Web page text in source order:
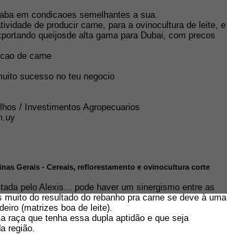
em condicaoes semelhantes a sua.
de producir carne, para a ovinocultura de leite, e
queijosde alta gama para Dubai, com precos
de carne
sucesso no teu negocio
/ Investimentos Agropecuarios
Gerais - Cereais, reflorestamento e ovinocultura corte
pelo Alexis... pode haver um sinergismo entre as
do resultado do rebanho pra carne se deve à uma
(matrizes boa de leite).
raça que tenha essa dupla aptidão e que seja
região.